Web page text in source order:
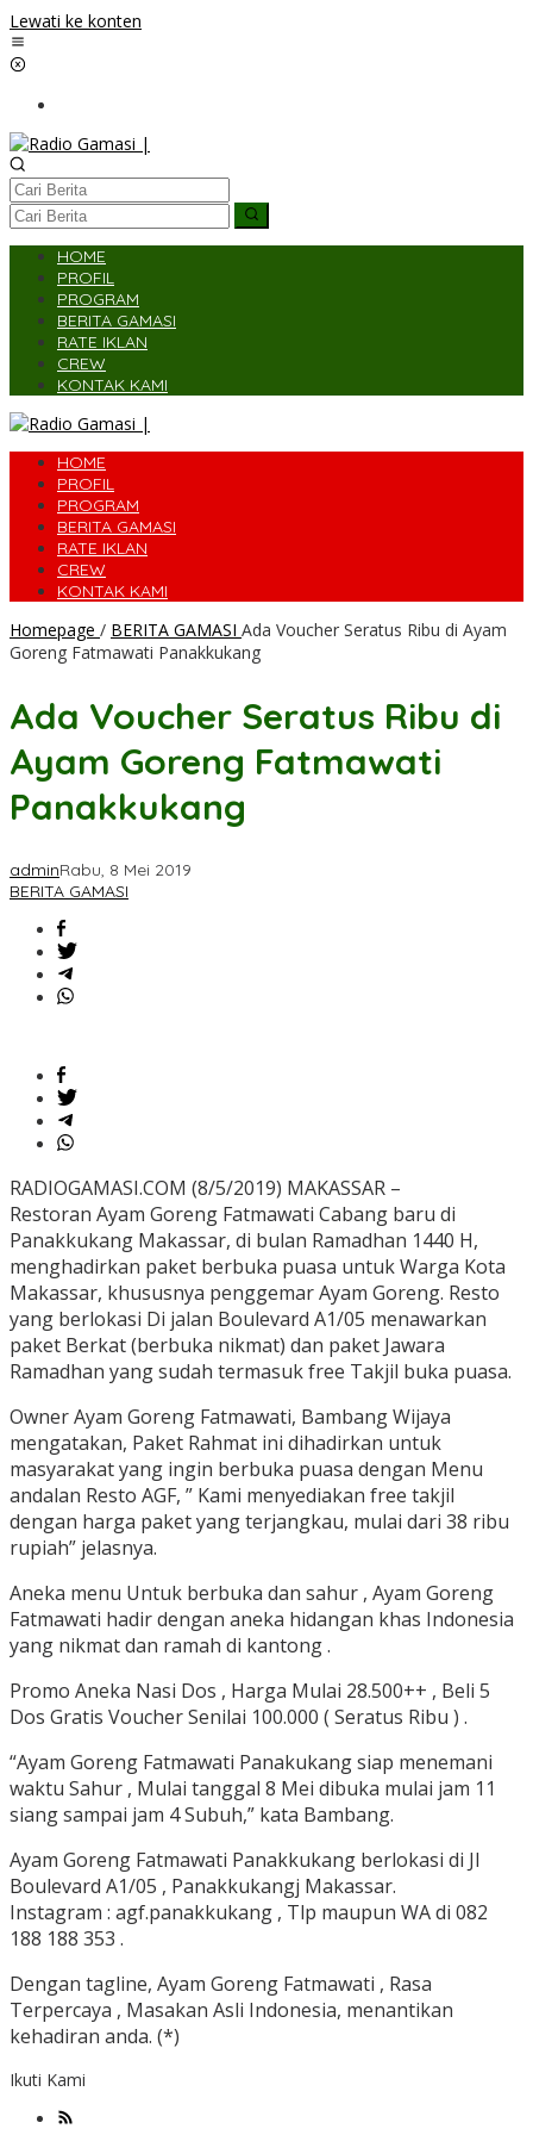
Lewati ke konten
HOME
PROFIL
PROGRAM
BERITA GAMASI
RATE IKLAN
CREW
KONTAK KAMI
HOME
PROFIL
PROGRAM
BERITA GAMASI
RATE IKLAN
CREW
KONTAK KAMI
Homepage / BERITA GAMASI Ada Voucher Seratus Ribu di Ayam
Goreng Fatmawati Panakkukang
Ada Voucher Seratus Ribu di
Ayam Goreng Fatmawati
Panakkukang
adminRabu, 8 Mei 2019
BERITA GAMASI
RADIOGAMASI.COM (8/5/2019) MAKASSAR –
Restoran Ayam Goreng Fatmawati Cabang baru di
Panakkukang Makassar, di bulan Ramadhan 1440 H,
menghadirkan paket berbuka puasa untuk Warga Kota
Makassar, khususnya penggemar Ayam Goreng. Resto
yang berlokasi Di jalan Boulevard A1/05 menawarkan
paket Berkat (berbuka nikmat) dan paket Jawara
Ramadhan yang sudah termasuk free Takjil buka puasa.
Owner Ayam Goreng Fatmawati, Bambang Wijaya
mengatakan, Paket Rahmat ini dihadirkan untuk
masyarakat yang ingin berbuka puasa dengan Menu
andalan Resto AGF, ” Kami menyediakan free takjil
dengan harga paket yang terjangkau, mulai dari 38 ribu
rupiah” jelasnya.
Aneka menu Untuk berbuka dan sahur , Ayam Goreng
Fatmawati hadir dengan aneka hidangan khas Indonesia
yang nikmat dan ramah di kantong .
Promo Aneka Nasi Dos , Harga Mulai 28.500++ , Beli 5
Dos Gratis Voucher Senilai 100.000 ( Seratus Ribu ) .
“Ayam Goreng Fatmawati Panakukang siap menemani
waktu Sahur , Mulai tanggal 8 Mei dibuka mulai jam 11
siang sampai jam 4 Subuh,” kata Bambang.
Ayam Goreng Fatmawati Panakkukang berlokasi di Jl
Boulevard A1/05 , Panakkukangj Makassar.
Instagram : agf.panakkukang , Tlp maupun WA di 082
188 188 353 .
Dengan tagline, Ayam Goreng Fatmawati , Rasa
Terpercaya , Masakan Asli Indonesia, menantikan
kehadiran anda. (*)
Ikuti Kami